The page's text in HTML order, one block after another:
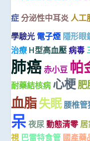
症 分泌性中耳炎 人工
學驗光 電子煙 隱形眼
治療 H型高血壓 病毒
肺癌 赤小豆 帕
耐藥結核病 心梗肥
血脂失眠腰椎管
呆 夜尿 動態清零
視 巴雷特食管 國產藥